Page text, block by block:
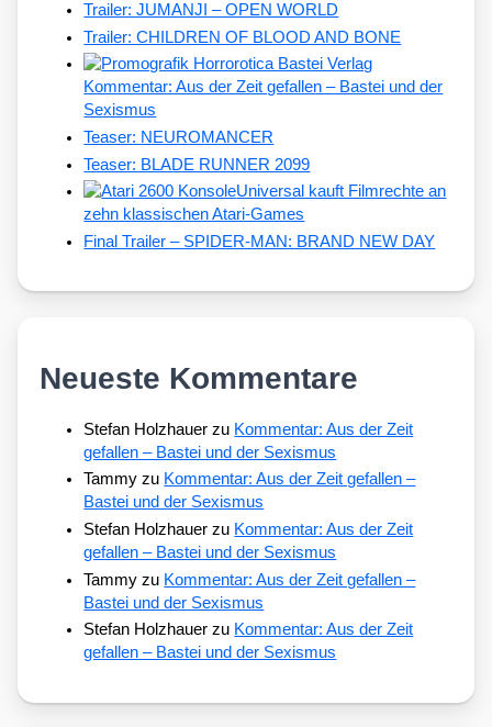
Trailer: JUMANJI – OPEN WORLD
Trailer: CHILDREN OF BLOOD AND BONE
Kommentar: Aus der Zeit gefallen – Bastei und der
Sexismus
Teaser: NEUROMANCER
Teaser: BLADE RUNNER 2099
Universal kauft Filmrechte an
zehn klassischen Atari-Games
Final Trailer – SPIDER-MAN: BRAND NEW DAY
Neueste Kommentare
Stefan Holzhauer zu Kommentar: Aus der Zeit
gefallen – Bastei und der Sexismus
Tammy zu Kommentar: Aus der Zeit gefallen –
Bastei und der Sexismus
Stefan Holzhauer zu Kommentar: Aus der Zeit
gefallen – Bastei und der Sexismus
Tammy zu Kommentar: Aus der Zeit gefallen –
Bastei und der Sexismus
Stefan Holzhauer zu Kommentar: Aus der Zeit
gefallen – Bastei und der Sexismus